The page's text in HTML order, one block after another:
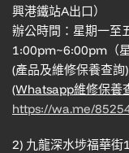
興港鐵站A出口）
辦公時間：星期一至
1:00pm~6:00pm（
(產品及維修保養查
(Whatsapp維修保養
https://wa.me/
2) 九龍深水埗福華